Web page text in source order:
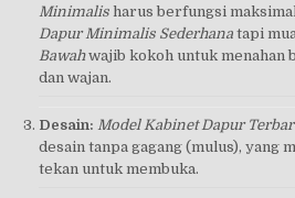
Minimalisharus berfungsi
Dapur Minimalis Sederhanatapi
Bawahwajib kokoh untuk menahan
dan wajan.
Desain: Model Kabinet Dapur
desain tanpa gagang (mulus), yang
tekan untuk membuka.